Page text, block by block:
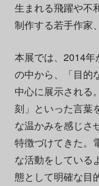
生まれる飛躍や不
制作する若手作家
本展では、2014
の中から、「目的
中心に展示される
刻」といった言葉
な温かみを感じさ
特徴づけてきた。
な活動をしている
態として明確な目